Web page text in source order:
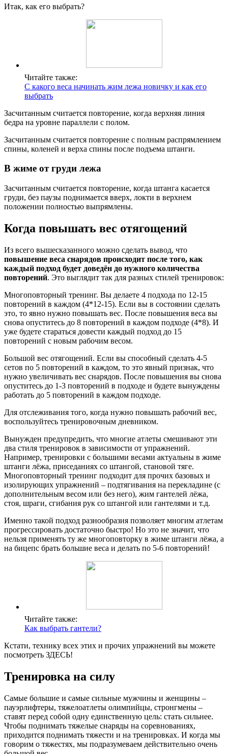
Итак, как его выбрать?
Читайте также:
С какого веса начинать жим лежа новичку и как его
выбрать
Засчитанным считается повторение, когда верхняя линия
бедра на уровне параллели с полом.
Засчитанным считается повторение с полным распрямлением
спины, коленей и верха спины после подъема штанги.
В жиме от груди лежа
Засчитанным считается повторение, когда штанга касается
груди, без паузы поднимается вверх, локти в верхнем
положении полностью выпрямлены.
Когда повышать вес отягощений
Из всего вышесказанного можно сделать вывод, что
повышение веса снарядов происходит после того, как
каждый подход будет доведён до нужного количества
повторений. Это выглядит так для разных стилей тренировок:
Многоповторный тренинг. Вы делаете 4 подхода по 12-15
повторений в каждом (4*12-15). Если вы в состоянии сделать
это, то явно нужно повышать вес. После повышения веса вы
снова опуститесь до 8 повторений в каждом подходе (4*8). И
уже будете стараться довести каждый подход до 15
повторений с новым рабочим весом.
Большой вес отягощений. Если вы способный сделать 4-5
сетов по 5 повторений в каждом, то это явный признак, что
нужно увеличивать вес снарядов. После повышения вы снова
опуститесь до 1-3 повторений в подходе и будете вынуждены
работать до 5 повторений в каждом подходе.
Для отслеживания того, когда нужно повышать рабочий вес,
воспользуйтесь тренировочным дневником.
Вынужден предупредить, что многие атлеты смешивают эти
два стиля тренировок в зависимости от упражнений.
Например, тренировки с большими весами актуальны в жиме
штанги лёжа, приседаниях со штангой, становой тяге.
Многоповторный тренинг подходит для прочих базовых и
изолирующих упражнений – подтягивания на перекладине (с
дополнительным весом или без него), жим гантелей лёжа,
стоя, шраги, сгибания рук со штангой или гантелями и т.д.
Именно такой подход разнообразия позволяет многим атлетам
прогрессировать достаточно быстро! Но это не значит, что
нельзя применять ту же многоповторку в жиме штанги лёжа, а
на бицепс брать большие веса и делать по 5-6 повторений!
Читайте также:
Как выбрать гантели?
Кстати, технику всех этих и прочих упражнений вы можете
посмотреть ЗДЕСЬ!
Тренировка на силу
Самые большие и самые сильные мужчины и женщины –
пауэрлифтеры, тяжелоатлеты олимпийцы, стронгмены –
ставят перед собой одну единственную цель: стать сильнее.
Чтобы поднимать тяжелые снаряды на соревнованиях,
приходится поднимать тяжести и на тренировках. И когда мы
говорим о тяжестях, мы подразумеваем действительно очень